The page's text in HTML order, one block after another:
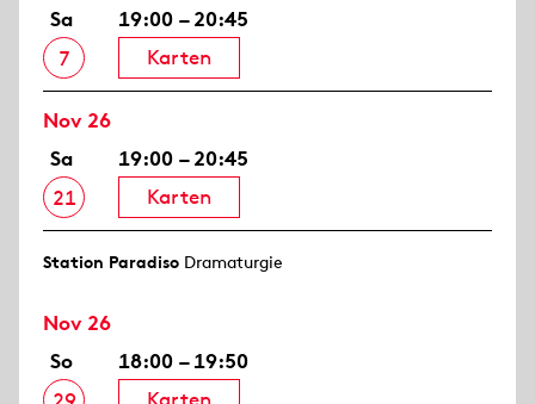
Sa
7
19:00 – 20:45
Karten
Nov 26
Sa
21
19:00 – 20:45
Karten
Station Paradiso Dramaturgie
Nov 26
So
18:00 – 19:50